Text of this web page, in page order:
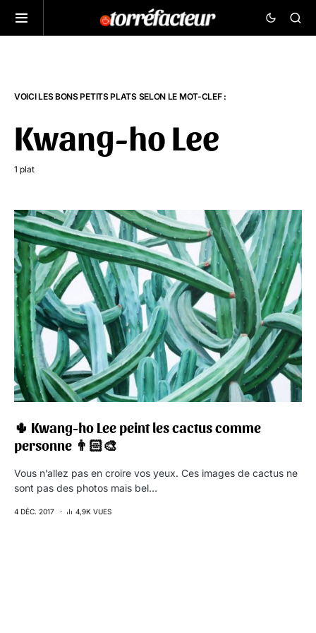
VOICI LES BONS PETITS PLATS SELON LE MOT-CLEF :
Kwang-ho Lee
1 plat
🌵 Kwang-ho Lee peint les cactus comme
personne 👨🏻‍🎨
Vous n’allez pas en croire vos yeux. Ces images de cactus ne
sont pas des photos mais bel…
4 DÉC. 2017 4,9K VUES